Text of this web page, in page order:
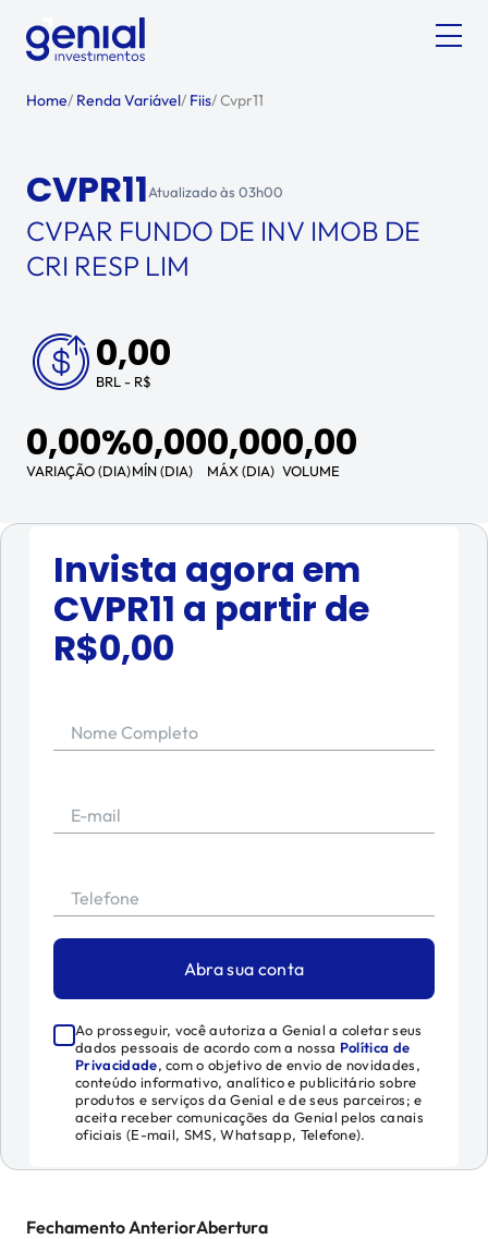
Home/ Renda Variável/ Fiis/Cvpr11
CVPR11Atualizado às 03h00
CVPAR FUNDO DE INV IMOB DE
CRI RESP LIM
0,00
BRL - R$
0,00%
VARIAÇÃO (DIA)
0,00
MÍN (DIA)
0,00
MÁX (DIA)
0,00
VOLUME
Invista agora em
CVPR11 a partir de
R$0,00
Nome Completo
E-mail
Telefone
Abra sua conta
Ao prosseguir, você autoriza a Genial a coletar seus
dados pessoais de acordo com a nossa Política de
Privacidade, com o objetivo de envio de novidades,
conteúdo informativo, analítico e publicitário sobre
produtos e serviços da Genial e de seus parceiros; e
aceita receber comunicações da Genial pelos canais
oficiais (E-mail, SMS, Whatsapp, Telefone).
Fechamento AnteriorAbertura